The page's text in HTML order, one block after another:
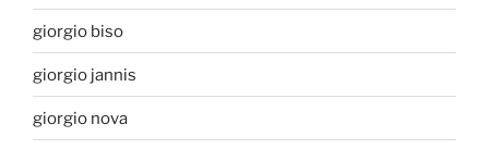
giorgio biso
giorgio jannis
giorgio nova